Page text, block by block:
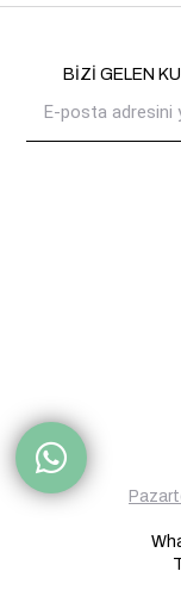
BİZİ GELEN